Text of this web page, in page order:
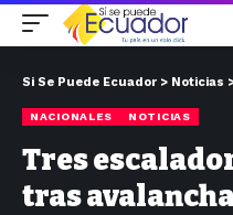
Si Se Puede Ecuador > Noticias
NACIONALES NOTICIAS
Tres
tras